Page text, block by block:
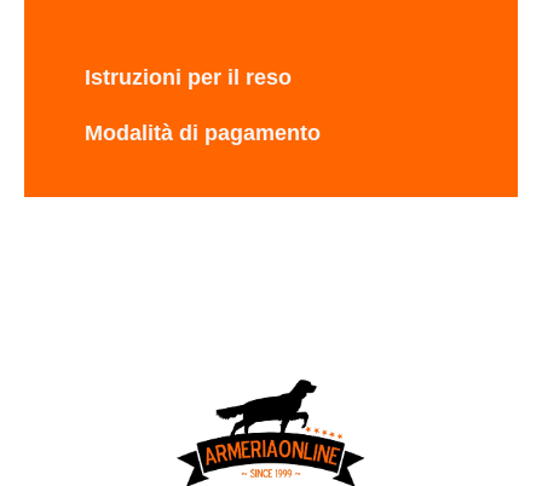
Istruzioni per il reso
Modalità di pagamento